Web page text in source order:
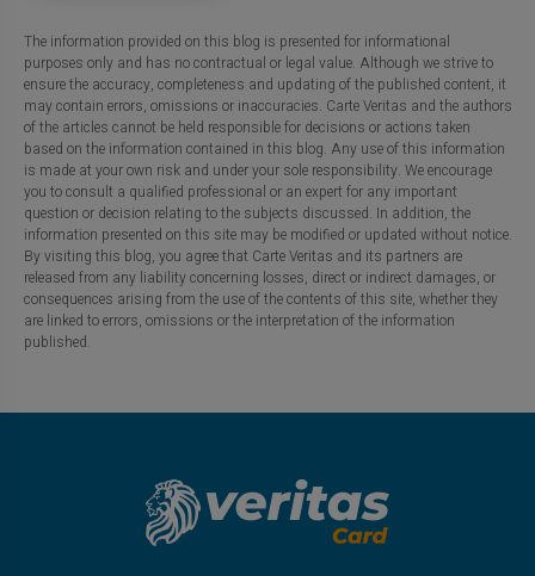
The information provided on this blog is presented for informational
purposes only and has no contractual or legal value. Although we strive to
ensure the accuracy, completeness and updating of the published content, it
may contain errors, omissions or inaccuracies. Carte Veritas and the authors
of the articles cannot be held responsible for decisions or actions taken
based on the information contained in this blog. Any use of this information
is made at your own risk and under your sole responsibility. We encourage
you to consult a qualified professional or an expert for any important
question or decision relating to the subjects discussed. In addition, the
information presented on this site may be modified or updated without notice.
By visiting this blog, you agree that Carte Veritas and its partners are
released from any liability concerning losses, direct or indirect damages, or
consequences arising from the use of the contents of this site, whether they
are linked to errors, omissions or the interpretation of the information
published.